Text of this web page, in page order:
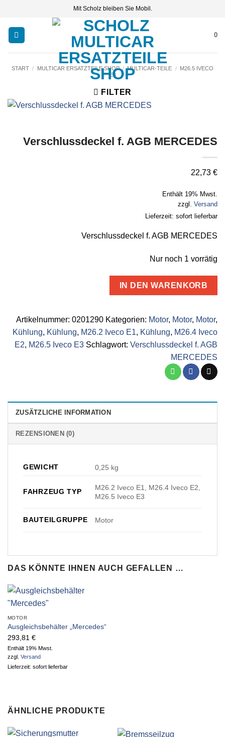
springen
Mit Scholz bleiben Sie Mobil.
0
START / MULTICAR ERSATZTEILE SHOP / MULTICAR-TEILE /
M26.5 IVECO
E3
FILTER
Verschlussdeckel f. AGB MERCEDES
22,73 €
Enthält 19% Mwst.
zzgl. Versand
Lieferzeit: sofort lieferbar
Verschlussdeckel f. AGB MERCEDES
Nur noch 1 vorrätig
IN DEN WARENKORB
Artikelnummer: 0201290 Kategorien: Motor, Motor, Motor,
Kühlung, Kühlung, M26.2 Iveco E1, Kühlung, M26.4 Iveco
E2, M26.5 Iveco E3 Schlagwort: Verschlussdeckel f. AGB
MERCEDES
ZUSÄTZLICHE INFORMATION
REZENSIONEN (0)
GEWICHT 0,25 kg
FAHRZEUG TYP
M26.2 Iveco E1, M26.4 Iveco E2,
M26.5 Iveco E3
BAUTEILGRUPPE Motor
DAS KÖNNTE IHNEN AUCH GEFALLEN …
MOTOR
Ausgleichsbehälter „Mercedes“
293,81 €
Enthält 19% Mwst.
zzgl. Versand
Lieferzeit: sofort lieferbar
ÄHNLICHE PRODUKTE